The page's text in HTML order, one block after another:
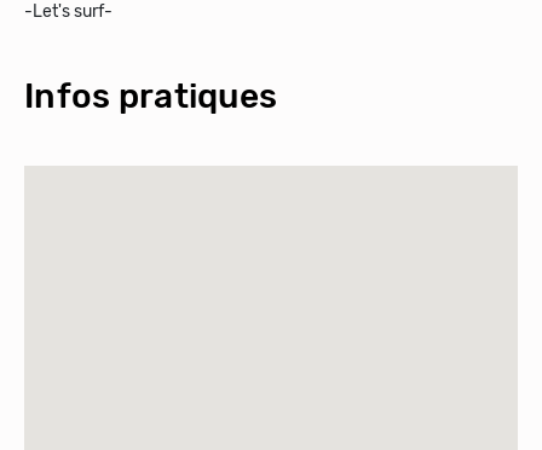
-Let's surf-
Infos pratiques